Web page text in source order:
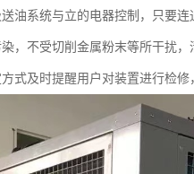
油系统与立的电器控制，只要连
，不受切削金属粉末等所干扰，
式及时提醒用户对装置进行检修